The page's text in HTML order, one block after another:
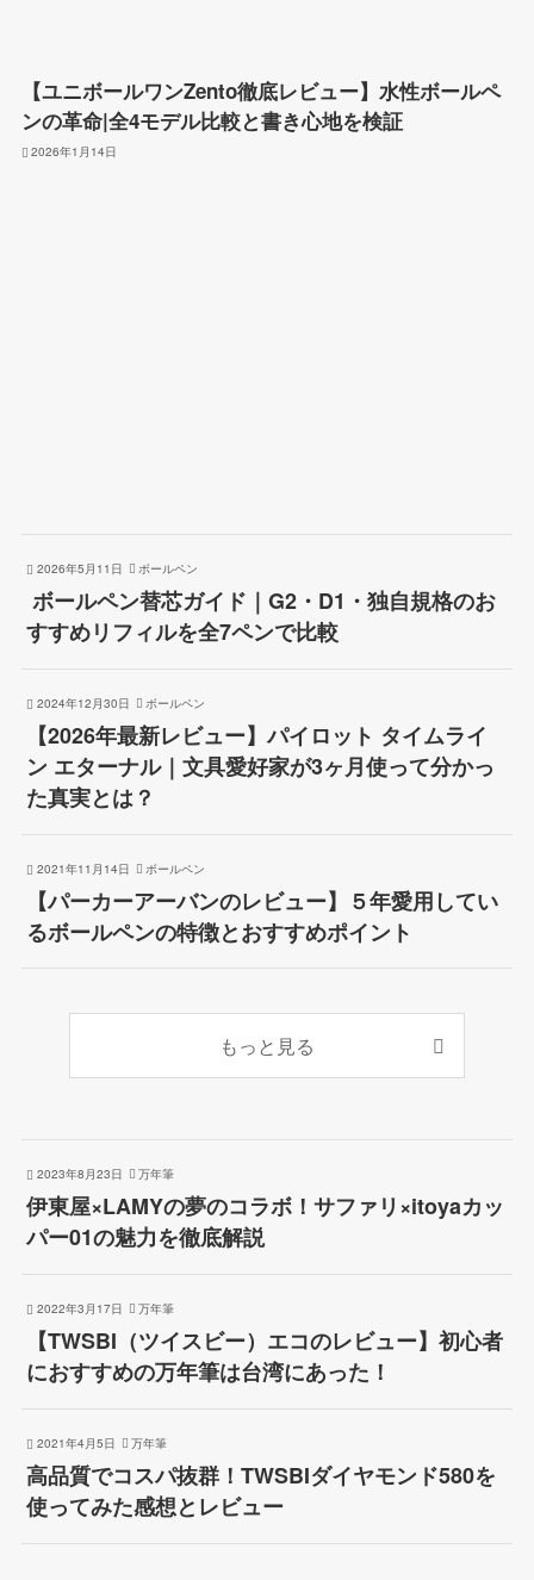
【ユニボールワンZento徹底レビュー】水性ボールペ
ンの革命|全4モデル比較と書き心地を検証
2026年1月14日
2026年5月11日 ボールペン
ボールペン替芯ガイド｜G2・D1・独自規格のお
すすめリフィルを全7ペンで比較
2024年12月30日 ボールペン
【2026年最新レビュー】パイロット タイムライ
ン エターナル｜文具愛好家が3ヶ月使って分かっ
た真実とは？
2021年11月14日 ボールペン
【パーカーアーバンのレビュー】５年愛用してい
るボールペンの特徴とおすすめポイント
もっと見る
2023年8月23日 万年筆
伊東屋×LAMYの夢のコラボ！サファリ×itoyaカッ
パー01の魅力を徹底解説
2022年3月17日 万年筆
【TWSBI（ツイスビー）エコのレビュー】初心者
におすすめの万年筆は台湾にあった！
2021年4月5日 万年筆
高品質でコスパ抜群！TWSBIダイヤモンド580を
使ってみた感想とレビュー